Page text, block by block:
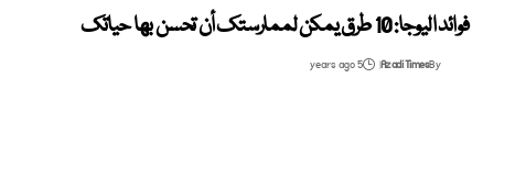
فوائد اليوجا: 10 طرق يمكن لممارستك أن تحسن بها حياتك
By
Azadi Times
5 years ago